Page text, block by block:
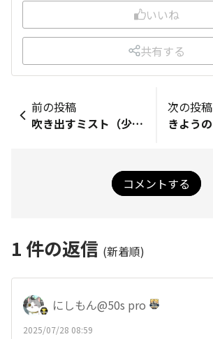
いいね
共有する
前の投稿
吹き出すミスト（少し冷たい霧）🌈💧
次の投稿
コメントする
1 件の返信 (新着順)
にしもん@50s pro
2025/07/28 08:59